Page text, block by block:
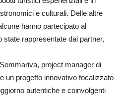
e culturali. Delle altre
hanno partecipato al
state rappresentate dai partner,
project manager di
un progetto innovativo focalizzato
autentiche e coinvolgenti